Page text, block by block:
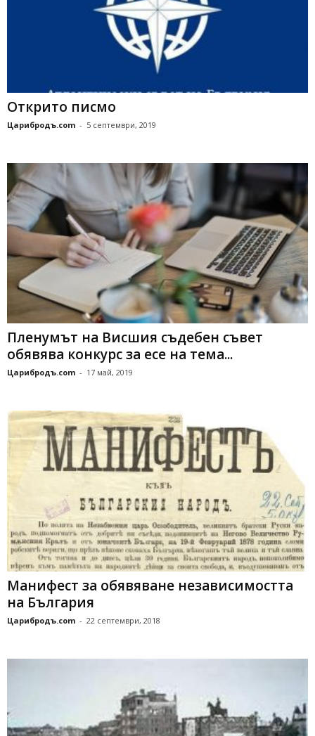
Открито писмо
Царибродъ.com - 5 септември, 2019
Пленумът на Висшия съдебен съвет
обявява конкурс за есе на тема...
Царибродъ.com - 17 май, 2019
Манифест за обявяване независимостта
на България
Царибродъ.com - 22 септември, 2018